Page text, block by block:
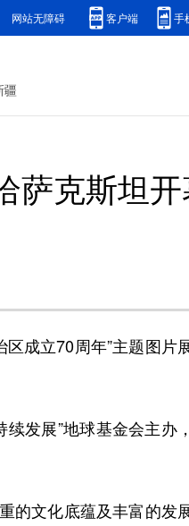
网站无障碍 客户端 手
疆
萨克斯坦
成立70周年”主题图片
发展”地球基金会主办，
的文化底蕴及丰富的发